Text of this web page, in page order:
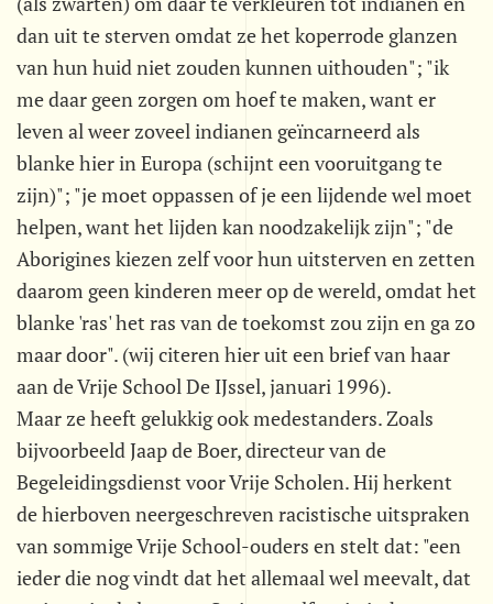
dan uit te sterven omdat ze het koperrode glanzen
van hun huid niet zouden kunnen uithouden"; "ik
me daar geen zorgen om hoef te maken, want er
leven al weer zoveel indianen geïncarneerd als
blanke hier in Europa (schijnt een vooruitgang te
zijn)"; "je moet oppassen of je een lijdende wel moet
helpen, want het lijden kan noodzakelijk zijn"; "de
Aborigines kiezen zelf voor hun uitsterven en zetten
daarom geen kinderen meer op de wereld, omdat het
blanke 'ras' het ras van de toekomst zou zijn en ga zo
maar door". (wij citeren hier uit een brief van haar
aan de Vrije School De IJssel, januari 1996).
Maar ze heeft gelukkig ook medestanders. Zoals
bijvoorbeeld Jaap de Boer, directeur van de
Begeleidingsdienst voor Vrije Scholen. Hij herkent
de hierboven neergeschreven racistische uitspraken
van sommige Vrije School-ouders en stelt dat: "een
ieder die nog vindt dat het allemaal wel meevalt, dat